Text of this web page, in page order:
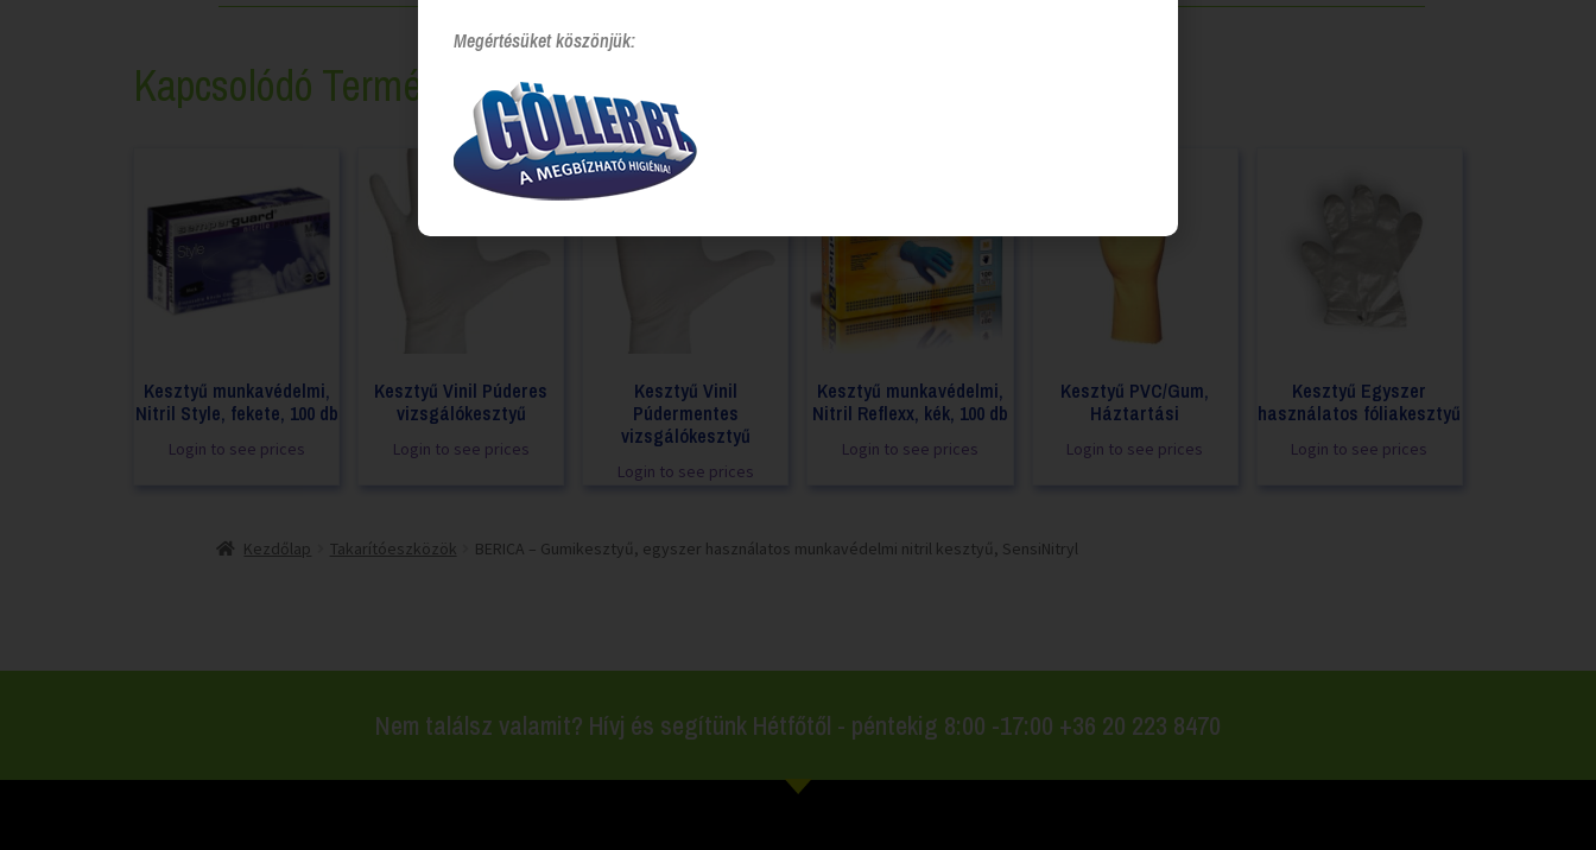
Kapcsolódó Termékek
Kesztyű munkavédelmi,
Nitril Style, fekete, 100 db
Login to see prices
Kesztyű Vinil Púderes
vizsgálókesztyű
Login to see prices
Kesztyű Vinil
Púdermentes
vizsgálókesztyű
Login to see prices
Kesztyű munkavédelmi,
Nitril Reflexx, kék, 100 db
Login to see prices
Kesztyű PVC/Gum,
Háztartási
Login to see prices
Kesztyű Egyszer
használatos fóliakesztyű
Login to see prices
Kezdőlap Takarítóeszközök BERICA – Gumikesztyű, egyszer használatos munkavédelmi nitril kesztyű, SensiNitryl
Nem találsz valamit? Hívj és segítünk Hétfőtől - péntekig 8:00 -17:00 +36 20 223 8470
Megértésüket köszönjük: